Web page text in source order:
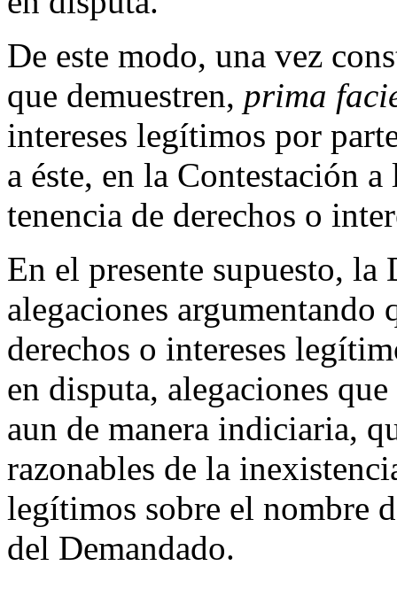
De este modo, una vez
que demuestren, prima
intereses legítimos por
a éste, en la Contestación
tenencia de derechos o
En el presente supuesto, la
alegaciones argumentando
derechos o intereses
en disputa, alegaciones
aun de manera indiciaria,
razonables de la
legítimos sobre el nombre
del Demandado.